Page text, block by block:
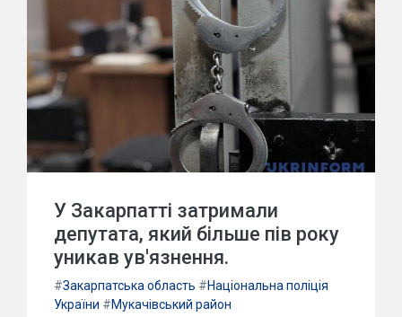
У Закарпатті затримали
депутата, який більше пів року
уникав ув'язнення.
#Закарпатська область #Національна поліція
України #Мукачівський район